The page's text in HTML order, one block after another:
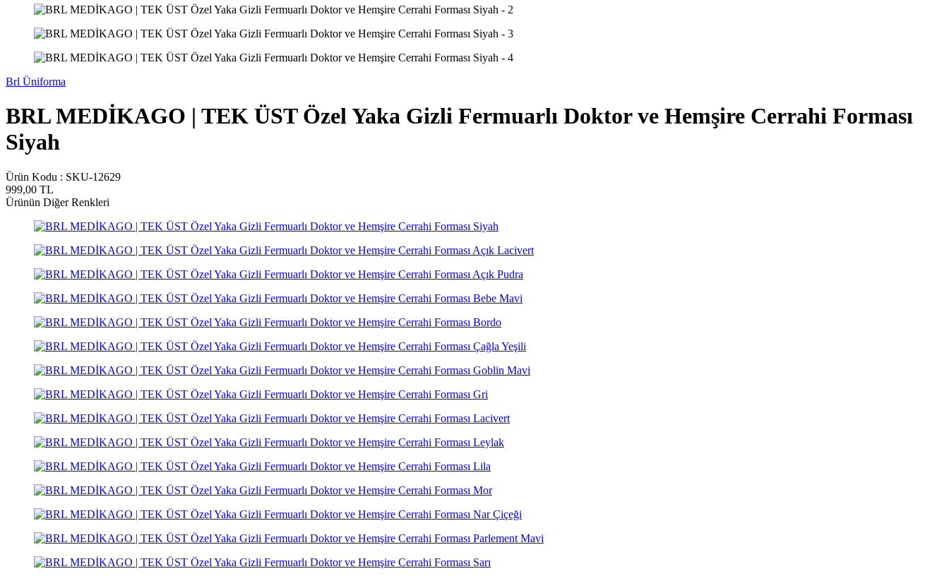
Brl Üniforma
BRL MEDİKAGO | TEK ÜST Özel Yaka Gizli Fermuarlı Doktor ve Hemşire Cerrahi Forması
Siyah
Ürün Kodu : SKU-12629
999,00 TL
Ürünün Diğer Renkleri